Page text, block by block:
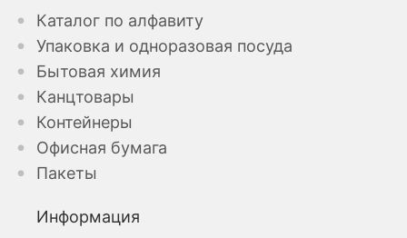
Каталог по алфавиту
Упаковка и одноразовая посуда
Бытовая химия
Канцтовары
Контейнеры
Офисная бумага
Пакеты
Информация